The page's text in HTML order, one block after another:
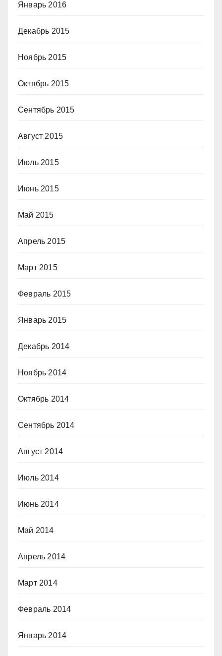
Январь 2016
Декабрь 2015
Ноябрь 2015
Октябрь 2015
Сентябрь 2015
Август 2015
Июль 2015
Июнь 2015
Май 2015
Апрель 2015
Март 2015
Февраль 2015
Январь 2015
Декабрь 2014
Ноябрь 2014
Октябрь 2014
Сентябрь 2014
Август 2014
Июль 2014
Июнь 2014
Май 2014
Апрель 2014
Март 2014
Февраль 2014
Январь 2014